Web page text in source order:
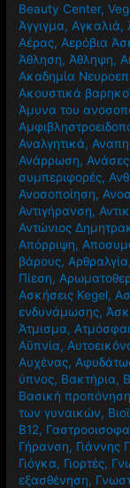
Beauty Center,
Άγγιγμα, Αγκαλιά,
Αέρας, Αερόβια
Άθληση, Άθληψη,
Ακαδημία
Ακουστικά
Άμυνα του
Αναλγητικά,
Ανάρρωση, Ανάσες
συμπεριφορές,
Ανοσοποίηση,
Αντιγήρανση,
Αντώνιος
Απόρριψη,
βάρους, Αρθραλγία,
Πίεση,
Ασκήσεις Kegel,
ενδυνάμωσης,
Άτμισμα,
Αϋπνία,
Αυχένας,
ύπνος, Βακτήρια,
Βασική προπόνηση
των γυναικών,
Β12,
Γήρανση, Γιάννης
Γιόγκα, Γιορτές,
εξασθένηση,